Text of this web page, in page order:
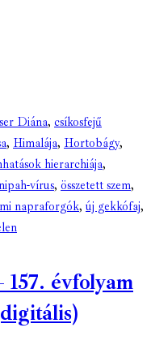
Diána, csíkosfejű
, Himalája, Hortobágy,
hierarchiája,
nipah-vírus, összetett szem,
napraforgók, új gekkófaj,
évfolyam